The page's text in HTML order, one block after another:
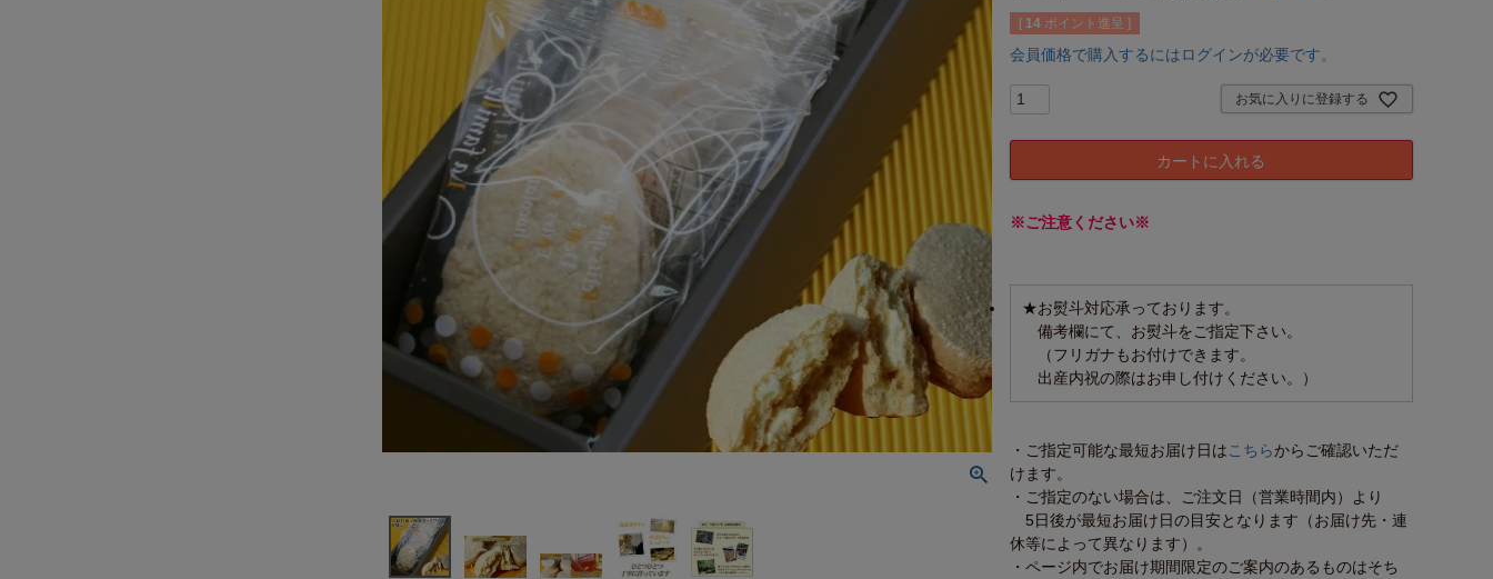
[ 14 ポイント進呈 ]
会員価格で購入するにはログインが必要です。
お気に入りに登録する
カートに入れる
※ご注意ください※
★お熨斗対応承っております。
備考欄にて、お熨斗をご指定下さい。
（フリガナもお付けできます。
出産内祝の際はお申し付けください。）
・ご指定可能な最短お届け日は こちらからご確認いただ
けます。
・ご指定のない場合は、ご注文日（営業時間内）より
5日後が最短お届け日の目安となります（お届け先・連
休等によって異なります）。
・ページ内でお届け期間限定のご案内のあるものはそち